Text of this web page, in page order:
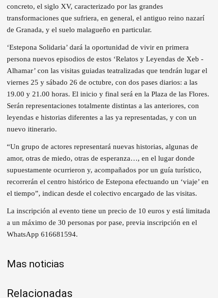
concreto, el siglo XV, caracterizado por las grandes
transformaciones que sufriera, en general, el antiguo reino nazarí
de Granada, y el suelo malagueño en particular.
‘Estepona Solidaria’ dará la oportunidad de vivir en primera
persona nuevos episodios de estos ‘Relatos y Leyendas de Xeb -
Alhamar’ con las visitas guiadas teatralizadas que tendrán lugar el
viernes 25 y sábado 26 de octubre, con dos pases diarios: a las
19.00 y 21.00 horas. El inicio y final será en la Plaza de las Flores.
Serán representaciones totalmente distintas a las anteriores, con
leyendas e historias diferentes a las ya representadas, y con un
nuevo itinerario.
“Un grupo de actores representará nuevas historias, algunas de
amor, otras de miedo, otras de esperanza…, en el lugar donde
supuestamente ocurrieron y, acompañados por un guía turístico,
recorrerán el centro histórico de Estepona efectuando un ‘viaje’ en
el tiempo”, indican desde el colectivo encargado de las visitas.
La inscripción al evento tiene un precio de 10 euros y está limitada
a un máximo de 30 personas por pase, previa inscripción en el
WhatsApp 616681594.
Mas noticias
Relacionadas